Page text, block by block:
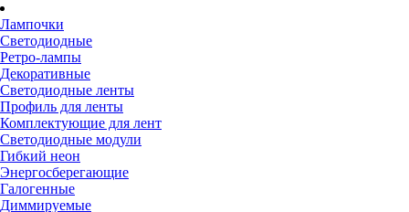
Лампочки
Светодиодные
Ретро-лампы
Декоративные
Светодиодные ленты
Профиль для ленты
Комплектующие для лент
Светодиодные модули
Гибкий неон
Энергосберегающие
Галогенные
Диммируемые